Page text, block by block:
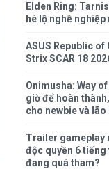
Elden Ring:
hé lộ nghề
ASUS Republic of
Strix SCAR 18
Onimusha: Way
giờ để hoàn
cho newbie và lão
Trailer gameplay
độc quyền 6
đang quá tham?